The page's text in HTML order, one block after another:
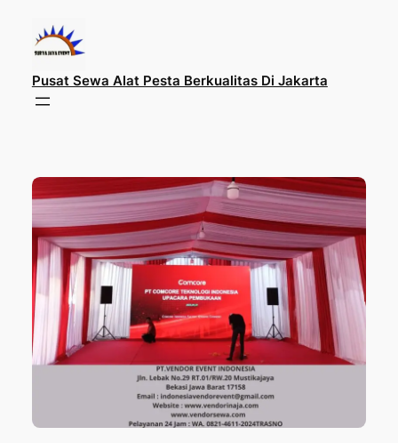
konten
Pusat Sewa Alat Pesta Berkualitas Di Jakarta